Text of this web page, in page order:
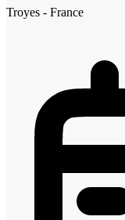
Troyes - France